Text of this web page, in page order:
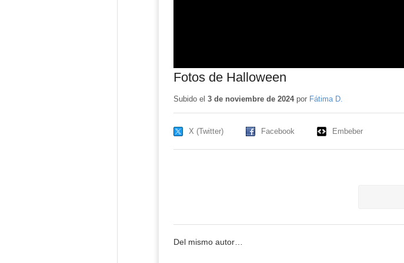
Fotos de Halloween
Subido el 3 de noviembre de 2024por Fátima D.
X (Twitter) Facebook Embeber
Del mismo autor…